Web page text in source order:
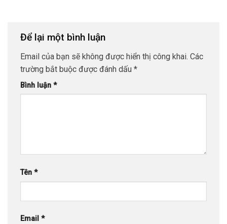
Để lại một bình luận
Email của bạn sẽ không được hiển thị công khai. Các
trường bắt buộc được đánh dấu *
Bình luận *
Tên *
Email *